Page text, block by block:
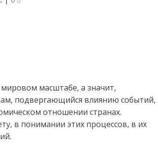
масштабе, а значит,
подвергающийся влиянию событий,
отношении странах.
в понимании этих процессов, в их